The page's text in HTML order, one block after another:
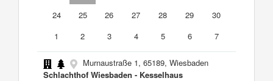
24
25 26 27 28 29
30
1
2 3 4 5 6 7
Murnaustraße 1, 65189, Wiesbaden
Schlachthof Wiesbaden - Kesselhaus